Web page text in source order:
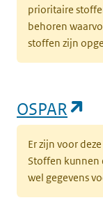
prioritaire
behoren
stoffen zijn
OSPAR
Er zijn voor
Stoffen kunnen
wel gegevens